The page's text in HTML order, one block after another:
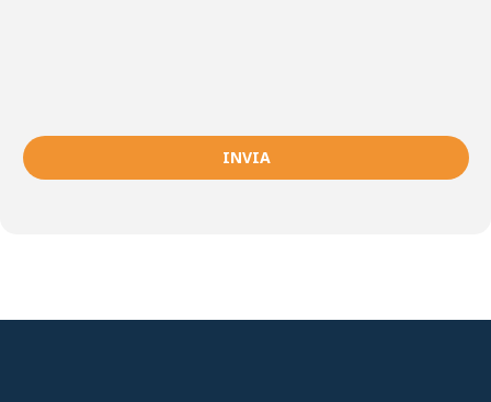
INVIA